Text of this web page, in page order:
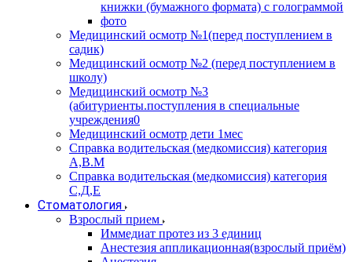
книжки (бумажного формата) с голограммой
фото
Медицинский осмотр №1(перед поступлением в
садик)
Медицинский осмотр №2 (перед поступлением в
школу)
Медицинский осмотр №3
(абитуриенты.поступления в специальные
учреждения0
Медицинский осмотр дети 1мес
Справка водительская (медкомиссия) категория
А,В.М
Справка водительская (медкомиссия) категория
С,Д,Е
Стоматология
Взрослый прием
Иммедиат протез из 3 единиц
Анестезия аппликационная(взрослый приём)